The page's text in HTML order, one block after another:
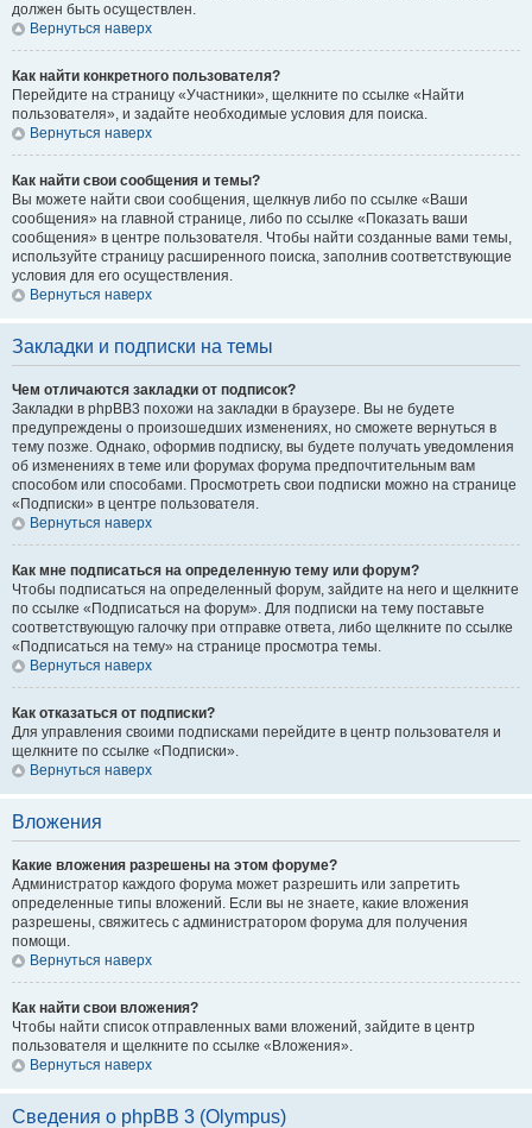
должен быть осуществлен.
Вернуться наверх
Как найти конкретного пользователя?
Перейдите на страницу «Участники», щелкните по ссылке «Найти
пользователя», и задайте необходимые условия для поиска.
Вернуться наверх
Как найти свои сообщения и темы?
Вы можете найти свои сообщения, щелкнув либо по ссылке «Ваши
сообщения» на главной странице, либо по ссылке «Показать ваши
сообщения» в центре пользователя. Чтобы найти созданные вами темы,
используйте страницу расширенного поиска, заполнив соответствующие
условия для его осуществления.
Вернуться наверх
Закладки и подписки на темы
Чем отличаются закладки от подписок?
Закладки в phpBB3 похожи на закладки в браузере. Вы не будете
предупреждены о произошедших изменениях, но сможете вернуться в
тему позже. Однако, оформив подписку, вы будете получать уведомления
об изменениях в теме или форумах форума предпочтительным вам
способом или способами. Просмотреть свои подписки можно на странице
«Подписки» в центре пользователя.
Вернуться наверх
Как мне подписаться на определенную тему или форум?
Чтобы подписаться на определенный форум, зайдите на него и щелкните
по ссылке «Подписаться на форум». Для подписки на тему поставьте
соответствующую галочку при отправке ответа, либо щелкните по ссылке
«Подписаться на тему» на странице просмотра темы.
Вернуться наверх
Как отказаться от подписки?
Для управления своими подписками перейдите в центр пользователя и
щелкните по ссылке «Подписки».
Вернуться наверх
Вложения
Какие вложения разрешены на этом форуме?
Администратор каждого форума может разрешить или запретить
определенные типы вложений. Если вы не знаете, какие вложения
разрешены, свяжитесь с администратором форума для получения
помощи.
Вернуться наверх
Как найти свои вложения?
Чтобы найти список отправленных вами вложений, зайдите в центр
пользователя и щелкните по ссылке «Вложения».
Вернуться наверх
Сведения о phpBB 3 (Olympus)